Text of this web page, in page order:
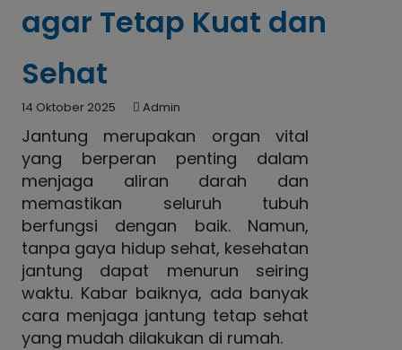
agar Tetap Kuat dan
Sehat
14 Oktober 2025 Admin
Jantung merupakan organ vital
yang berperan penting dalam
menjaga aliran darah dan
memastikan seluruh tubuh
berfungsi dengan baik. Namun,
tanpa gaya hidup sehat, kesehatan
jantung dapat menurun seiring
waktu. Kabar baiknya, ada banyak
cara menjaga jantung tetap sehat
yang mudah dilakukan di rumah.